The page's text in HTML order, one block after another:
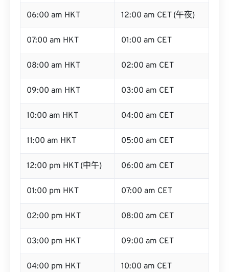
06:00 am HKT 12:00 am CET (午夜)
07:00 am HKT 01:00 am CET
08:00 am HKT 02:00 am CET
09:00 am HKT 03:00 am CET
10:00 am HKT 04:00 am CET
11:00 am HKT 05:00 am CET
12:00 pm HKT (中午) 06:00 am CET
01:00 pm HKT 07:00 am CET
02:00 pm HKT 08:00 am CET
03:00 pm HKT 09:00 am CET
04:00 pm HKT 10:00 am CET